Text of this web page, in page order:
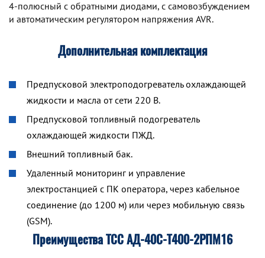
4-полюсный с обратными диодами, с самовозбуждением
и автоматическим регулятором напряжения AVR.
Дополнительная комплектация
Предпусковой электроподогреватель охлаждающей
жидкости и масла от сети 220 В.
Предпусковой топливный подогреватель
охлаждающей жидкости ПЖД.
Внешний топливный бак.
Удаленный мониторинг и управление
электростанцией с ПК оператора, через кабельное
соединение (до 1200 м) или через мобильную связь
(GSM).
Преимущества ТСС АД-40С-Т400-2РПМ16